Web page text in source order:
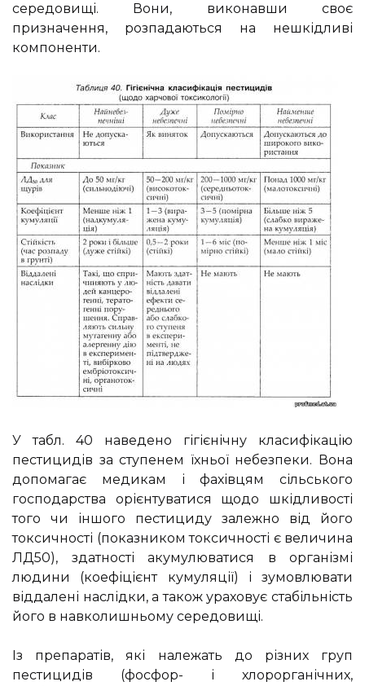
середовищі. Вони, виконавши своє
призначення, розпадаються на нешкідливі
компоненти.
У табл. 40 наведено гігієнічну класифікацію
пестицидів за ступенем їхньої небезпеки. Вона
допомагає медикам і фахівцям сільського
господарства орієнтуватися щодо шкідливості
того чи іншого пестициду залежно від його
токсичності (показником токсичності є величина
ЛД50), здатності акумулюватися в організмі
людини (коефіцієнт кумуляції) і зумовлювати
віддалені наслідки, а також ураховує стабільність
його в навколишньому середовищі.
Із препаратів, які належать до різних груп
пестицидів (фосфор- і хлорорганічних,